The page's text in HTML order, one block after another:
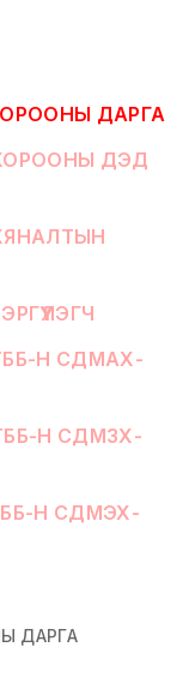
ДАРГА
ДЭД
Н СДМАХ-
Н СДМЗХ-
Н СДМЭХ-
ДАРГА